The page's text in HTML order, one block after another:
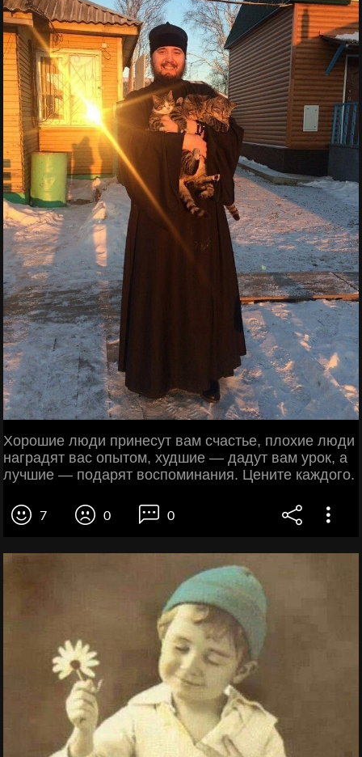
Хорошие люди принесут вам счастье, плохие люди
наградят вас опытом, худшие — дадут вам урок, а
лучшие — подарят воспоминания. Цените каждого.
7 0 0